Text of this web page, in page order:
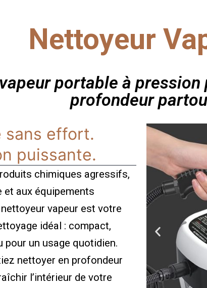
Nettoyeur
portable à pression
profondeur
sans effort.
puissante.
chimiques agressifs,
et aux équipements
vapeur est votre
idéal : compact,
pour un usage quotidien.
nettoyer en profondeur
l’intérieur de votre